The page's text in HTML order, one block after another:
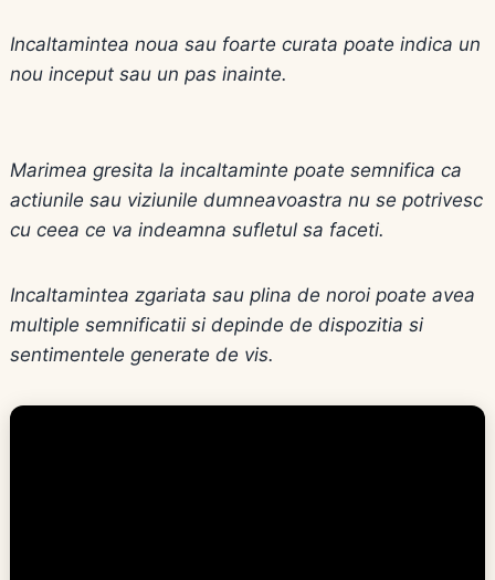
Incaltamintea noua sau foarte curata poate indica un
nou inceput sau un pas inainte.
Marimea gresita la incaltaminte poate semnifica ca
actiunile sau viziunile dumneavoastra nu se potrivesc
cu ceea ce va indeamna sufletul sa faceti.
Incaltamintea zgariata sau plina de noroi poate avea
multiple semnificatii si depinde de dispozitia si
sentimentele generate de vis.